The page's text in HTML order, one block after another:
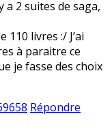
a 2 suites de saga,
livres :/ J’ai
à paraitre ce
je fasse des choix
Répondre